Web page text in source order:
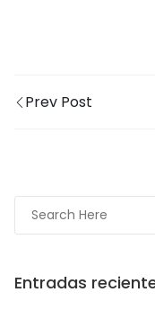
Prev Post
Entradas